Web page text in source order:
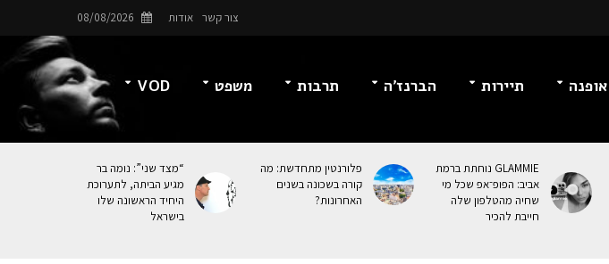
צור קשר אודות 08/08/2026
אופנה תיירות הברנז’ה תרבות משפט VOD
GLAMMIE נוחתת ברמת
אביב: הפופ־אפ שכל מי
שחיה מהטלפון שלה
חייבת להכיר
פלורנטין מתחדשת: מה
קורה בשכונה בשנים
האחרונות?
“מצד שני”: נומה בר
מגיע הביתה, לתערוכת
היחיד הראשונה שלו
בישראל